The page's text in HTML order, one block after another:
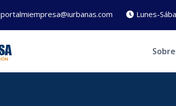
portalmiempresa@iurbanas.com Lunes-